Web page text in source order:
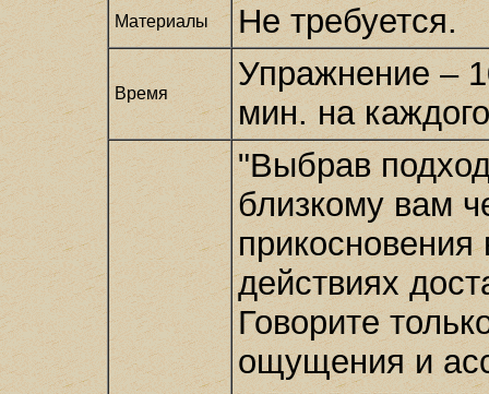
Материалы Не требуется.
Время
Упражнение –
мин. на
"Выбрав
близкому вам
прикосновения
действиях
Говорите
ощущения и